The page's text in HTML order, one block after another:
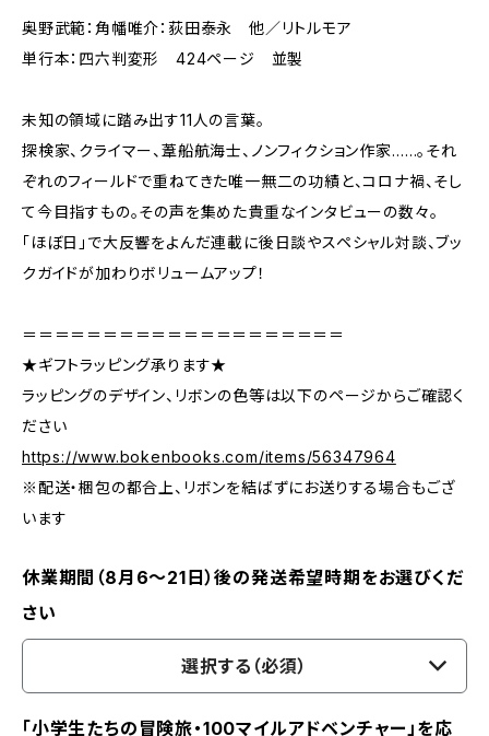
奥野武範：角幡唯介：荻田泰永 他／リトルモア
単行本：四六判変形 424ページ 並製
未知の領域に踏み出す11人の言葉。
探検家、クライマー、葦船航海士、ノンフィクション作家……。それ
ぞれのフィールドで重ねてきた唯一無二の功績と、コロナ禍、そし
て今目指すもの。その声を集めた貴重なインタビューの数々。
「ほぼ日」で大反響をよんだ連載に後日談やスペシャル対談、ブッ
クガイドが加わりボリュームアップ！
＝＝＝＝＝＝＝＝＝＝＝＝＝＝＝＝＝＝＝＝
★ギフトラッピング承ります★
ラッピングのデザイン、リボンの色等は以下のページからご確認く
ださい
https://www.bokenbooks.com/items/56347964
※配送・梱包の都合上、リボンを結ばずにお送りする場合もござ
います
休業期間（8月6〜21日）後の発送希望時期をお選びくだ
さい
選択する（必須）
「小学生たちの冒険旅・100マイルアドベンチャー」を応